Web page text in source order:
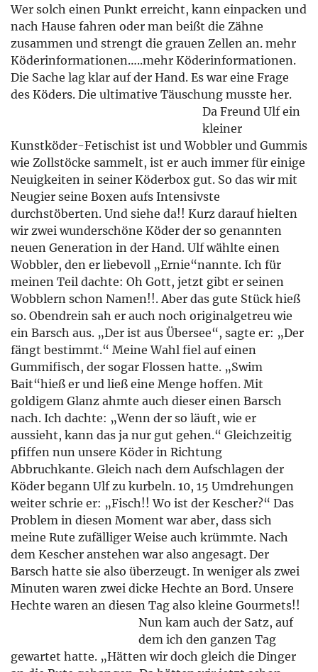
Wer solch einen Punkt erreicht, kann einpacken und
nach Hause fahren oder man beißt die Zähne
zusammen und strengt die grauen Zellen an. mehr
Köderinformationen…..mehr Köderinformationen.
Die Sache lag klar auf der Hand. Es war eine Frage
des Köders. Die ultimative Täuschung musste her.
Da Freund Ulf ein
kleiner
Kunstköder-Fetischist ist und Wobbler und Gummis
wie Zollstöcke sammelt, ist er auch immer für einige
Neuigkeiten in seiner Köderbox gut. So das wir mit
Neugier seine Boxen aufs Intensivste
durchstöberten. Und siehe da!! Kurz darauf hielten
wir zwei wunderschöne Köder der so genannten
neuen Generation in der Hand. Ulf wählte einen
Wobbler, den er liebevoll „Ernie“nannte. Ich für
meinen Teil dachte: Oh Gott, jetzt gibt er seinen
Wobblern schon Namen!!. Aber das gute Stück hieß
so. Obendrein sah er auch noch originalgetreu wie
ein Barsch aus. „Der ist aus Übersee“, sagte er: „Der
fängt bestimmt.“ Meine Wahl fiel auf einen
Gummifisch, der sogar Flossen hatte. „Swim
Bait“hieß er und ließ eine Menge hoffen. Mit
goldigem Glanz ahmte auch dieser einen Barsch
nach. Ich dachte: „Wenn der so läuft, wie er
aussieht, kann das ja nur gut gehen.“ Gleichzeitig
pfiffen nun unsere Köder in Richtung
Abbruchkante. Gleich nach dem Aufschlagen der
Köder begann Ulf zu kurbeln. 10, 15 Umdrehungen
weiter schrie er: „Fisch!! Wo ist der Kescher?“ Das
Problem in diesen Moment war aber, dass sich
meine Rute zufälliger Weise auch krümmte. Nach
dem Kescher anstehen war also angesagt. Der
Barsch hatte sie also überzeugt. In weniger als zwei
Minuten waren zwei dicke Hechte an Bord. Unsere
Hechte waren an diesen Tag also kleine Gourmets!!
Nun kam auch der Satz, auf
dem ich den ganzen Tag
gewartet hatte. „Hätten wir doch gleich die Dinger